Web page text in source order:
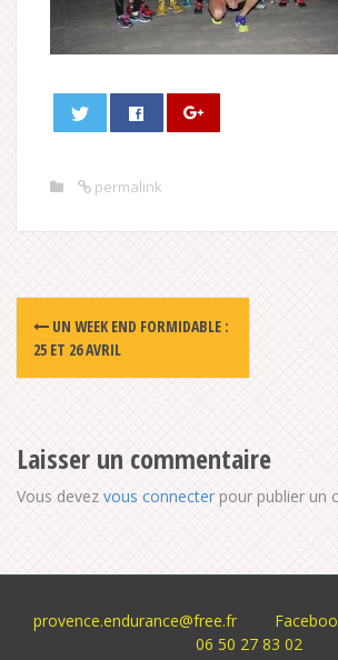
permalink
Post
navigation
UN WEEK END FORMIDABLE :
25 ET 26 AVRIL
Laisser un commentaire
Vous devez vous connecter pour publier un
provence.endurance@free.fr
06 50 27 83 02